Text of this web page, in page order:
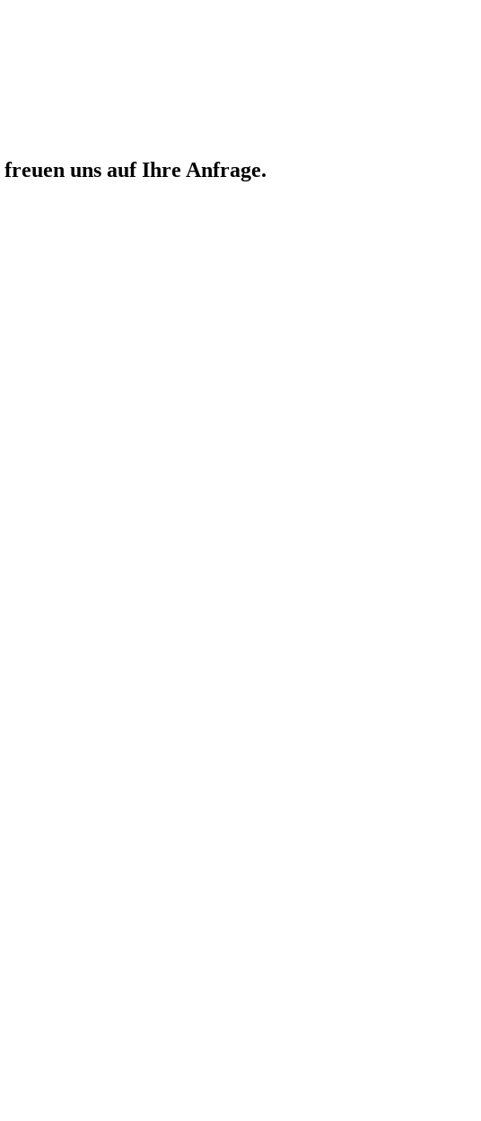
uns auf Ihre Anfrage.